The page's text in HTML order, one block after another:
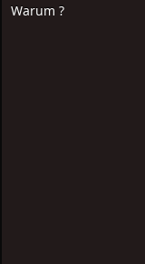
Warum ?